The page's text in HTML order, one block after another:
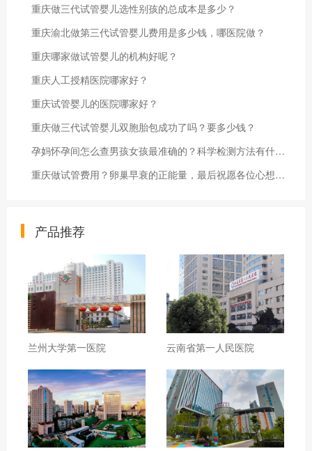
重庆做三代试管婴儿选性别孩的总成本是多少？
重庆渝北做第三代试管婴儿费用是多少钱，哪医院做？
重庆哪家做试管婴儿的机构好呢？
重庆人工授精医院哪家好？
重庆试管婴儿的医院哪家好？
重庆做三代试管婴儿双胞胎包成功了吗？要多少钱？
孕妈怀孕间怎么查男孩女孩最准确的？科学检测方法有什么？
重庆做试管费用？卵巢早衰的正能量，最后祝愿各位心想事成
产品推荐
兰州大学第一医院 云南省第一人民医院